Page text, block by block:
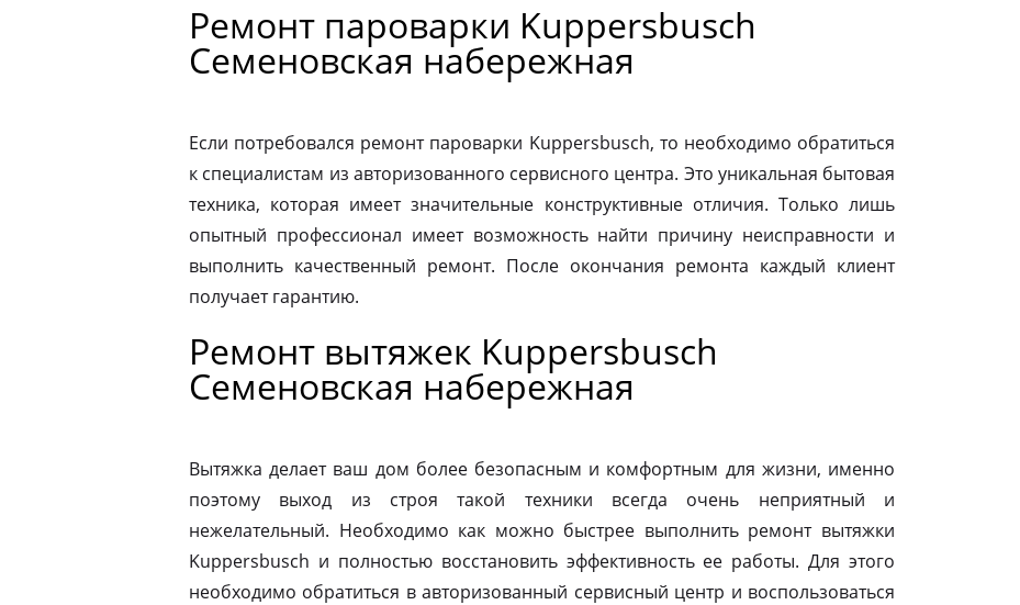
Ремонт пароварки Kuppersbusch
Семеновская набережная
Если потребовался ремонт пароварки Kuppersbusch, то необходимо обратиться
к специалистам из авторизованного сервисного центра. Это уникальная бытовая
техника, которая имеет значительные конструктивные отличия. Только лишь
опытный профессионал имеет возможность найти причину неисправности и
выполнить качественный ремонт. После окончания ремонта каждый клиент
получает гарантию.
Ремонт вытяжек Kuppersbusch
Семеновская набережная
Вытяжка делает ваш дом более безопасным и комфортным для жизни, именно
поэтому выход из строя такой техники всегда очень неприятный и
нежелательный. Необходимо как можно быстрее выполнить ремонт вытяжки
Kuppersbusch и полностью восстановить эффективность ее работы. Для этого
необходимо обратиться в авторизованный сервисный центр и воспользоваться